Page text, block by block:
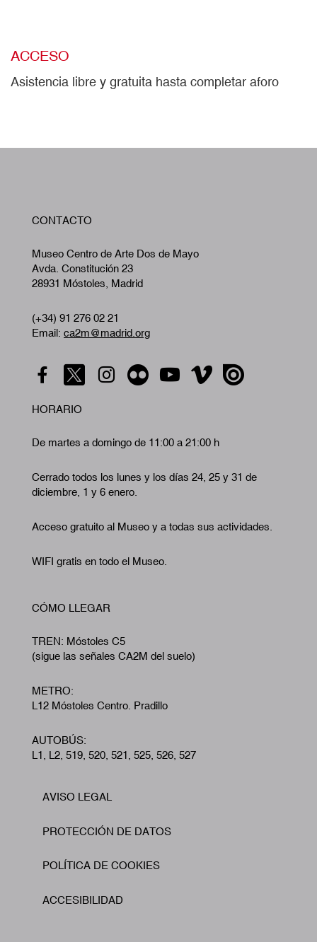
ACCESO
Asistencia libre y gratuita hasta completar aforo
CONTACTO
Museo Centro de Arte Dos de Mayo
Avda. Constitución 23
28931 Móstoles, Madrid
(+34) 91 276 02 21
Email: ca2m@madrid.org
HORARIO
De martes a domingo de 11:00 a 21:00 h
Cerrado todos los lunes y los días 24, 25 y 31 de
diciembre, 1 y 6 enero.
Acceso gratuito al Museo y a todas sus actividades.
WIFI gratis en todo el Museo.
CÓMO LLEGAR
TREN: Móstoles C5
(sigue las señales CA2M del suelo)
METRO:
L12 Móstoles Centro. Pradillo
AUTOBÚS:
L1, L2, 519, 520, 521, 525, 526, 527
Footer
AVISO LEGAL
PROTECCIÓN DE DATOS
POLÍTICA DE COOKIES
ACCESIBILIDAD